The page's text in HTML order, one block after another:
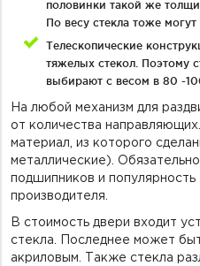
половинки такой же
По весу стекла тоже
Телескопические
тяжелых стекол. Поэтому
выбирают с весом в 80 -
На любой механизм для
от количества
материал, из которого
металлические).
подшипников и популярность
производителя.
В стоимость двери входит
стекла. Последнее может
акриловым. Также стекла